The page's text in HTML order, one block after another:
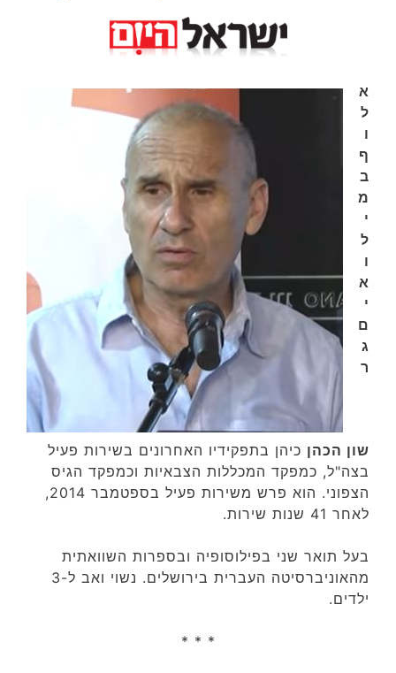
א
ל
ו
ף
ב
מ
י
ל
ו
א
י
ם
ג
ר
שון הכהן כיהן בתפקידיו האחרונים בשירות פעיל
בצה"ל, כמפקד המכללות הצבאיות וכמפקד הגיס
הצפוני. הוא פרש משירות פעיל בספטמבר 2014,
לאחר 41 שנות שירות‏.
בעל תואר שני בפילוסופיה ובספרות השוואתית
מהאוניברסיטה העברית בירושלים. נשוי ואב ל-3
ילדים.
* * *